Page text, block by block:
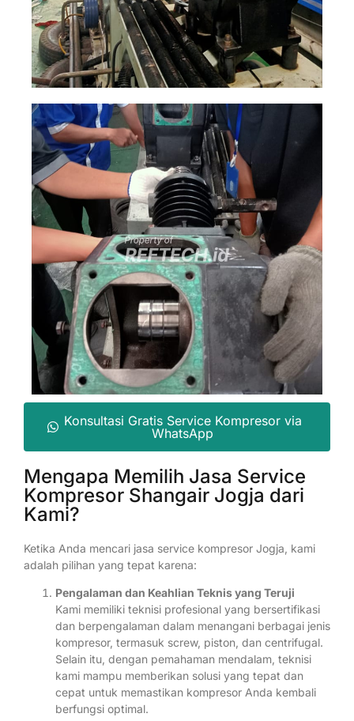
Konsultasi Gratis Service Kompresor via
WhatsApp
Mengapa Memilih Jasa Service
Kompresor Shangair Jogja dari
Kami?
Ketika Anda mencari jasa service kompresor Jogja, kami
adalah pilihan yang tepat karena:
Pengalaman dan Keahlian Teknis yang Teruji
Kami memiliki teknisi profesional yang bersertifikasi
dan berpengalaman dalam menangani berbagai jenis
kompresor, termasuk screw, piston, dan centrifugal.
Selain itu, dengan pemahaman mendalam, teknisi
kami mampu memberikan solusi yang tepat dan
cepat untuk memastikan kompresor Anda kembali
berfungsi optimal.